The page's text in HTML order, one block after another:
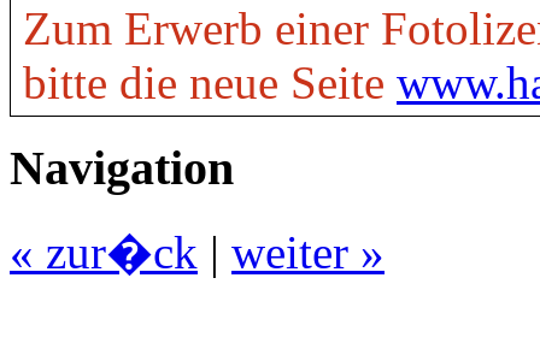
Zum Erwerb einer
bitte die neue Seite
Navigation
« zur�ck | weiter »